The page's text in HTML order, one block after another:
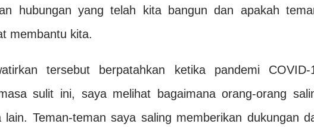
hubungan yang telah kita bangun dan apakah
membantu kita.
tersebut berpatahkan ketika pandemi COVID-
sulit ini, saya melihat bagaimana orang-orang
Teman-teman saya saling memberikan dukungan